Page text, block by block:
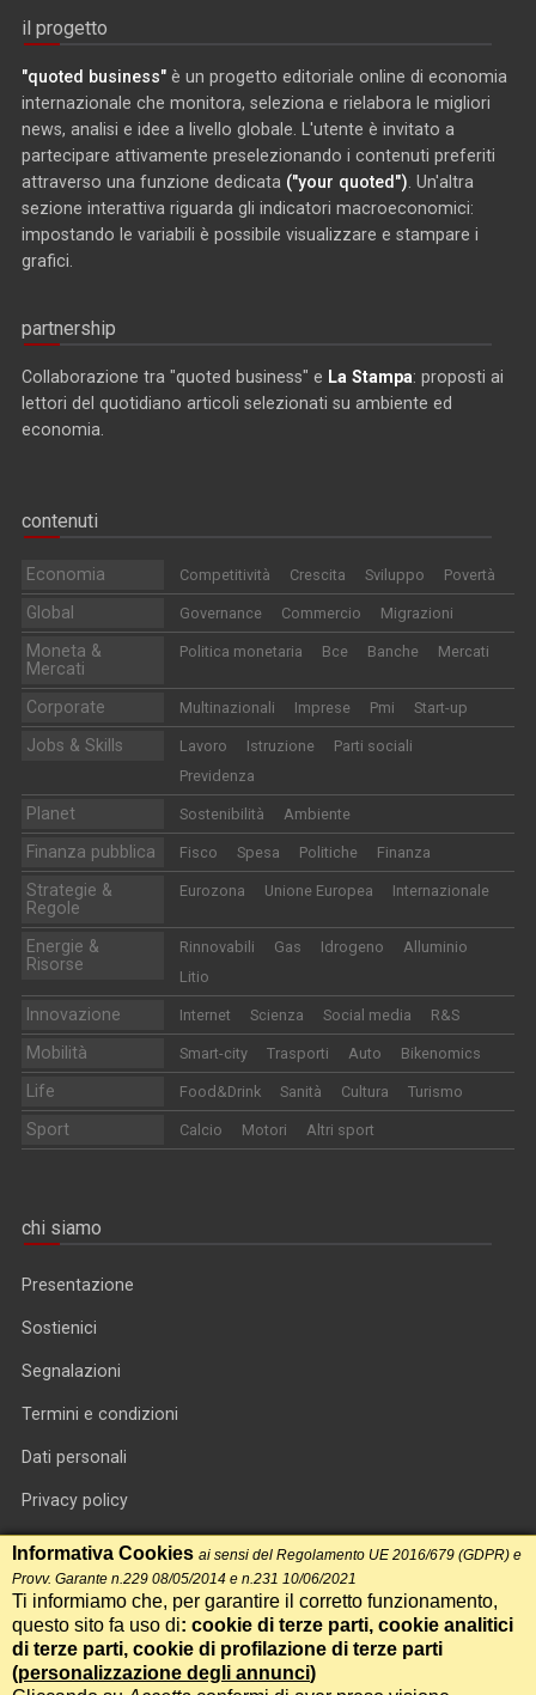
il progetto
"quoted business" è un progetto editoriale online di economia
internazionale che monitora, seleziona e rielabora le migliori
news, analisi e idee a livello globale. L'utente è invitato a
partecipare attivamente preselezionando i contenuti preferiti
attraverso una funzione dedicata ("your quoted") . Un'altra
sezione interattiva riguarda gli indicatori macroeconomici:
impostando le variabili è possibile visualizzare e stampare i
grafici.
partnership
Collaborazione tra "quoted business" e La Stampa: proposti ai
lettori del quotidiano articoli selezionati su ambiente ed
economia.
contenuti
Economia Competitività Crescita Sviluppo Povertà
Global Governance Commercio Migrazioni
Moneta &
Mercati
Politica monetaria Bce Banche Mercati
Corporate Multinazionali Imprese Pmi Start-up
Jobs & Skills Lavoro Istruzione
Parti sociali
Previdenza
Planet Sostenibilità Ambiente
Finanza pubblica Fisco Spesa Politiche Finanza
Strategie &
Regole
Eurozona Unione Europea Internazionale
Energie &
Risorse
Rinnovabili Gas Idrogeno
Alluminio
Litio
Innovazione Internet Scienza Social media R&S
Mobilità Smart-city Trasporti Auto Bikenomics
Life Food&Drink Sanità Cultura Turismo
Sport Calcio Motori Altri sport
chi siamo
Presentazione
Sostienici
Segnalazioni
Termini e condizioni
Dati personali
Privacy policy
Informativa cookie
RSS feed
RSS Top News
Contatti
Informativa Cookies ai sensi del Regolamento UE 2016/679 (GDPR) e
Provv. Garante n.229 08/05/2014 e n.231 10/06/2021
Ti informiamo che, per garantire il corretto funzionamento,
questo sito fa uso di: cookie di terze parti, cookie analitici
di terze parti, cookie di profilazione di terze parti
(personalizzazione degli annunci)